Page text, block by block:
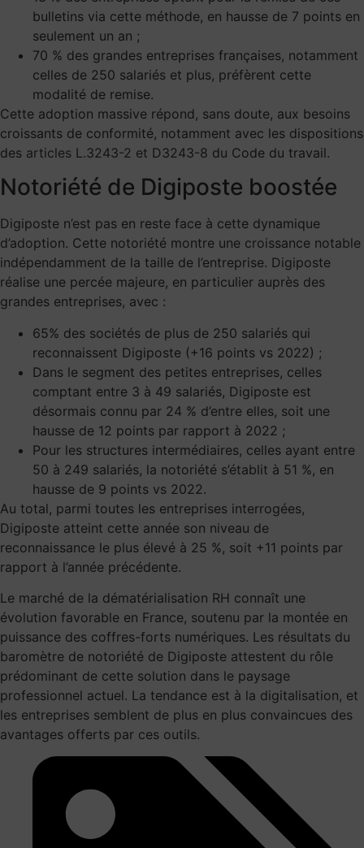
bulletins via cette méthode, en hausse de 7 points en
seulement un an ;
70 % des grandes entreprises françaises, notamment
celles de 250 salariés et plus, préfèrent cette
modalité de remise.
Cette adoption massive répond, sans doute, aux besoins
croissants de conformité, notamment avec les dispositions
des articles L.3243-2 et D3243-8 du Code du travail.
Notoriété de Digiposte boostée
Digiposte n’est pas en reste face à cette dynamique
d’adoption. Cette notoriété montre une croissance notable
indépendamment de la taille de l’entreprise. Digiposte
réalise une percée majeure, en particulier auprès des
grandes entreprises, avec :
65% des sociétés de plus de 250 salariés qui
reconnaissent Digiposte (+16 points vs 2022) ;
Dans le segment des petites entreprises, celles
comptant entre 3 à 49 salariés, Digiposte est
désormais connu par 24 % d’entre elles, soit une
hausse de 12 points par rapport à 2022 ;
Pour les structures intermédiaires, celles ayant entre
50 à 249 salariés, la notoriété s’établit à 51 %, en
hausse de 9 points vs 2022.
Au total, parmi toutes les entreprises interrogées,
Digiposte atteint cette année son niveau de
reconnaissance le plus élevé à 25 %, soit +11 points par
rapport à l’année précédente.
Le marché de la dématérialisation RH connaît une
évolution favorable en France, soutenu par la montée en
puissance des coffres-forts numériques. Les résultats du
baromètre de notoriété de Digiposte attestent du rôle
prédominant de cette solution dans le paysage
professionnel actuel. La tendance est à la digitalisation, et
les entreprises semblent de plus en plus convaincues des
avantages offerts par ces outils.